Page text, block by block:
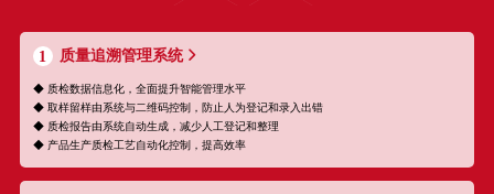
1 质量追溯管理系统
◆ 质检数据信息化，全面提升智能管理水平
◆ 取样留样由系统与二维码控制，防止人为登记和录入出错
◆ 质检报告由系统自动生成，减少人工登记和整理
◆ 产品生产质检工艺自动化控制，提高效率